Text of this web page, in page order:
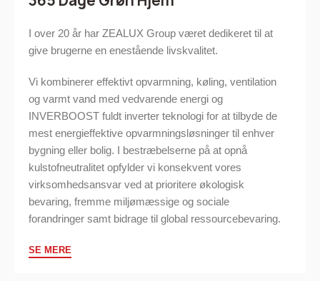
I over 20 år har ZEALUX Group været dedikeret til at
give brugerne en enestående livskvalitet.
Vi kombinerer effektivt opvarmning, køling, ventilation
og varmt vand med vedvarende energi og
INVERBOOST fuldt inverter teknologi for at tilbyde de
mest energieffektive opvarmningsløsninger til enhver
bygning eller bolig. I bestræbelserne på at opnå
kulstofneutralitet opfylder vi konsekvent vores
virksomhedsansvar ved at prioritere økologisk
bevaring, fremme miljømæssige og sociale
forandringer samt bidrage til global ressourcebevaring.
SE MERE